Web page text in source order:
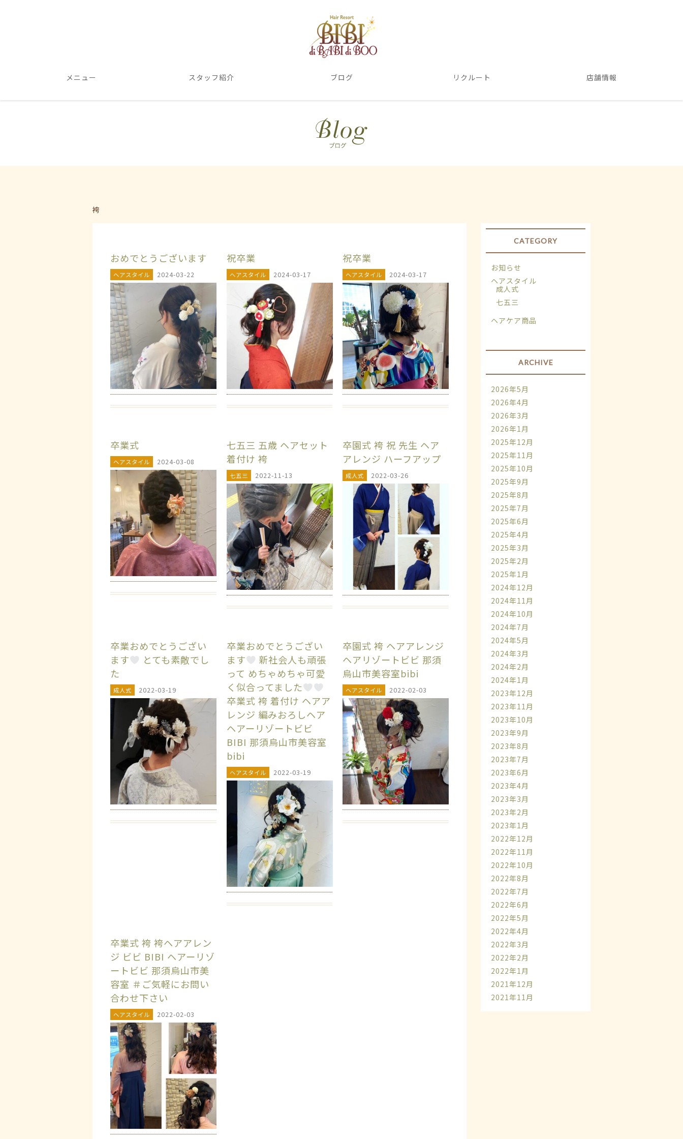
メニュー スタッフ紹介 ブログ リクルート 店舗情報
袴
おめでとうございます
ヘアスタイル 2024-03-22
祝卒業
ヘアスタイル 2024-03-17
祝卒業
ヘアスタイル 2024-03-17
卒業式
ヘアスタイル 2024-03-08
七五三 五歳 ヘアセット
着付け 袴
七五三 2022-11-13
卒園式 袴 祝 先生 ヘア
アレンジ ハーフアップ
成人式 2022-03-26
卒業おめでとうござい
ます
とても素敵でし
た
成人式 2022-03-19
卒業おめでとうござい
ます
新社会人も頑張
って︎ めちゃめちゃ可愛
く似合ってました
卒業式 袴 着付け ヘアア
レンジ 編みおろしヘア
ヘアーリゾートビビ
BIBI 那須烏山市美容室
bibi
ヘアスタイル 2022-03-19
卒園式 袴 ヘアアレンジ
ヘアリゾートビビ 那須
烏山市美容室bibi
ヘアスタイル 2022-02-03
卒業式 袴 袴ヘアアレン
ジ ビビ BIBI ヘアーリゾ
ートビビ 那須烏山市美
容室 ＃ご気軽にお問い
合わせ下さい
ヘアスタイル 2022-02-03
CATEGORY
お知らせ
ヘアスタイル
成人式
七五三
ヘアケア商品
ARCHIVE
2026年5月
2026年4月
2026年3月
2026年1月
2025年12月
2025年11月
2025年10月
2025年9月
2025年8月
2025年7月
2025年6月
2025年4月
2025年3月
2025年2月
2025年1月
2024年12月
2024年11月
2024年10月
2024年7月
2024年5月
2024年3月
2024年2月
2024年1月
2023年12月
2023年11月
2023年10月
2023年9月
2023年8月
2023年7月
2023年6月
2023年4月
2023年3月
2023年2月
2023年1月
2022年12月
2022年11月
2022年10月
2022年8月
2022年7月
2022年6月
2022年5月
2022年4月
2022年3月
2022年2月
2022年1月
2021年12月
2021年11月